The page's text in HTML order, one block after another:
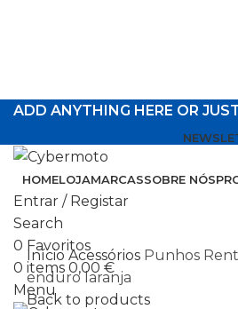
ADD ANYTHING HERE OR
HOMELOJAMARCASSOBRE NÓS
Entrar / Registar
Search
0 Favoritos
0 items 0,00 €
Menu
Click to enlarge
InícioAcessórios Punhos
enduro laranja
Back to products